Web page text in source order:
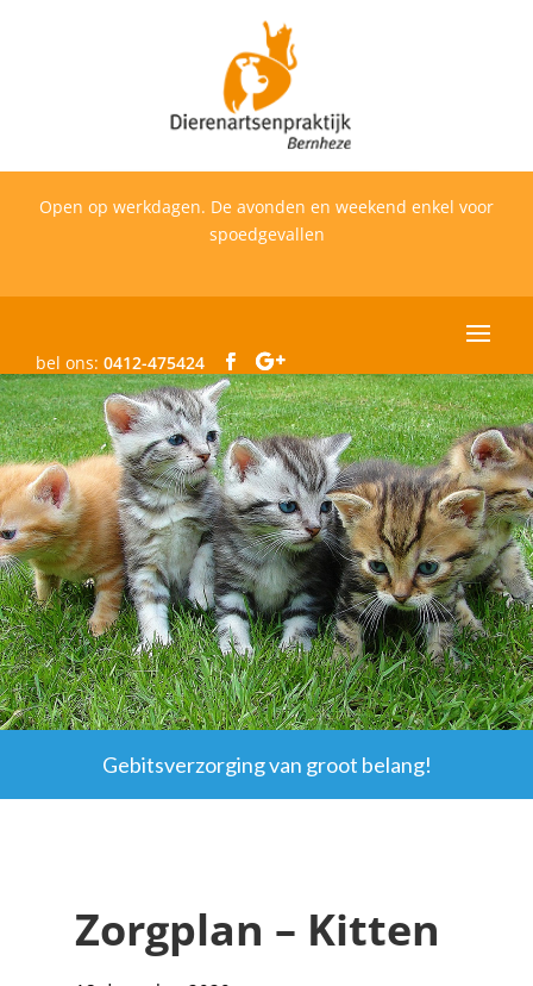
Open op werkdagen. De avonden en weekend enkel voor
spoedgevallen
bel ons: 0412-475424
Gebitsverzorging van groot belang!
Zorgplan – Kitten